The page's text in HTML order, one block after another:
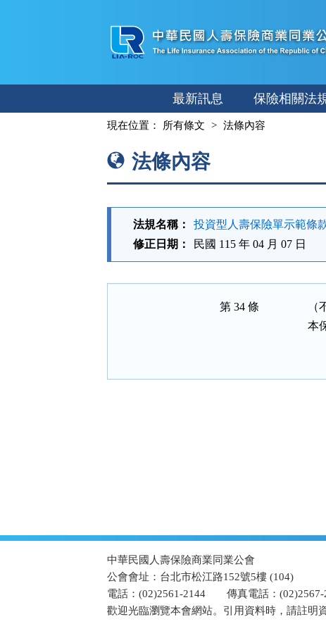
容
最新訊息 保險相關法
現在位置： 所有條文 法條內容
法條內容
法規名稱：
投資型人壽保險單示範條
修正日期：
民國 115 年 04 月 07 日
第 34 條
（
本
中華民國人壽保險商業同業公會
公會會址：台北市松江路152號5樓 (104)
電話：(02)2561-2144
傳真電話：(02)2567-
歡迎光臨瀏覽本會網站。引用資料時，請註明